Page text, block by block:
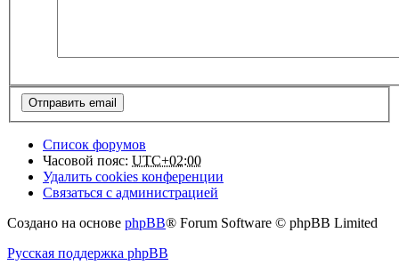
Список форумов
Часовой пояс: UTC+02:00
Удалить cookies конференции
Связаться с администрацией
Создано на основе phpBB® Forum Software © phpBB Limited
Русская поддержка phpBB